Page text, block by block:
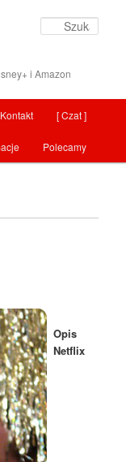
i Amazon
[ Czat ]
Kontakt
Polecamy
Opis
Netflix